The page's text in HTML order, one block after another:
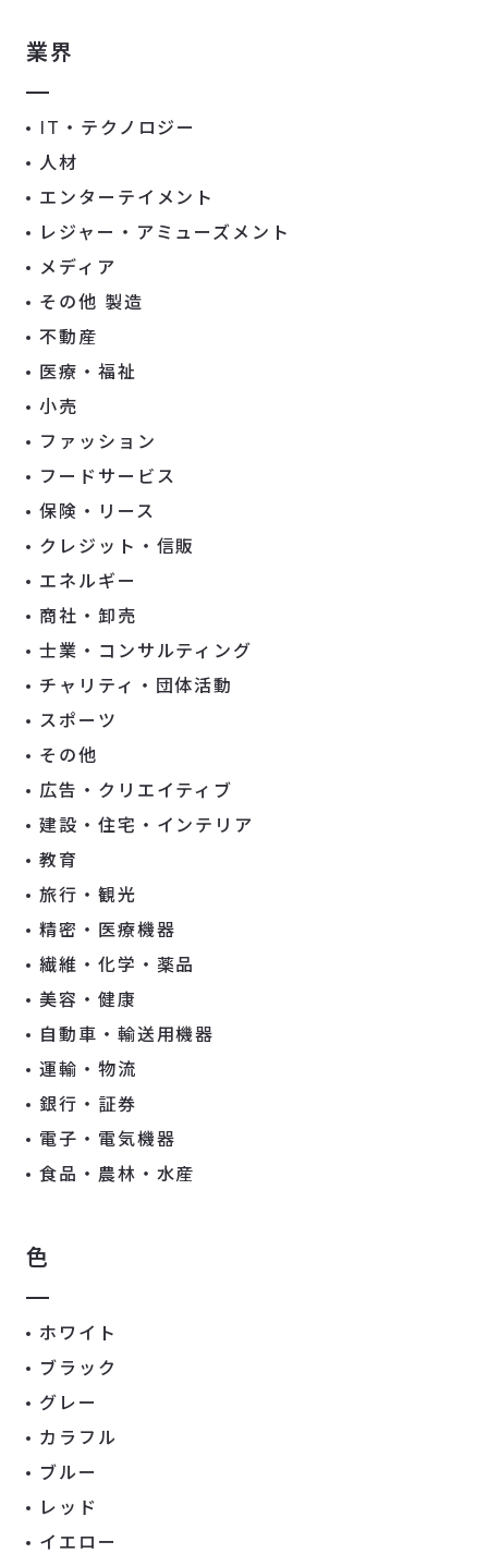
業界
IT・テクノロジー
人材
エンターテイメント
レジャー・アミューズメント
メディア
その他 製造
不動産
医療・福祉
小売
ファッション
フードサービス
保険・リース
クレジット・信販
エネルギー
商社・卸売
士業・コンサルティング
チャリティ・団体活動
スポーツ
その他
広告・クリエイティブ
建設・住宅・インテリア
教育
旅行・観光
精密・医療機器
繊維・化学・薬品
美容・健康
自動車・輸送用機器
運輸・物流
銀行・証券
電子・電気機器
食品・農林・水産
色
ホワイト
ブラック
グレー
カラフル
ブルー
レッド
イエロー